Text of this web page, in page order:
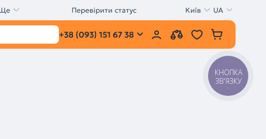
Перевірити статус Київ UA
+38 (093) 151 67 38
КНОПКА
ЗВ'ЯЗКУ